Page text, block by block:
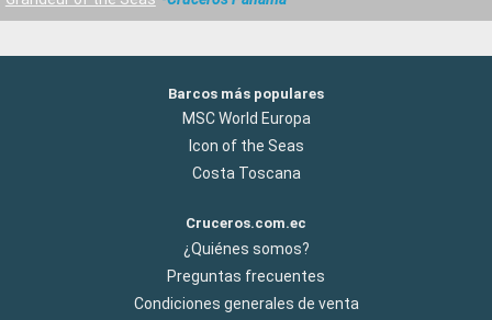
Barcos más populares
MSC World Europa
Icon of the Seas
Costa Toscana
Cruceros.com.ec
¿Quiénes somos?
Preguntas frecuentes
Condiciones generales de venta